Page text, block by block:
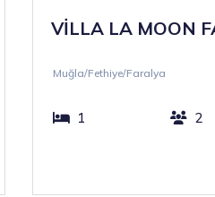
VİLLA LA MOON
Muğla/Fethiye/Faralya
1 2